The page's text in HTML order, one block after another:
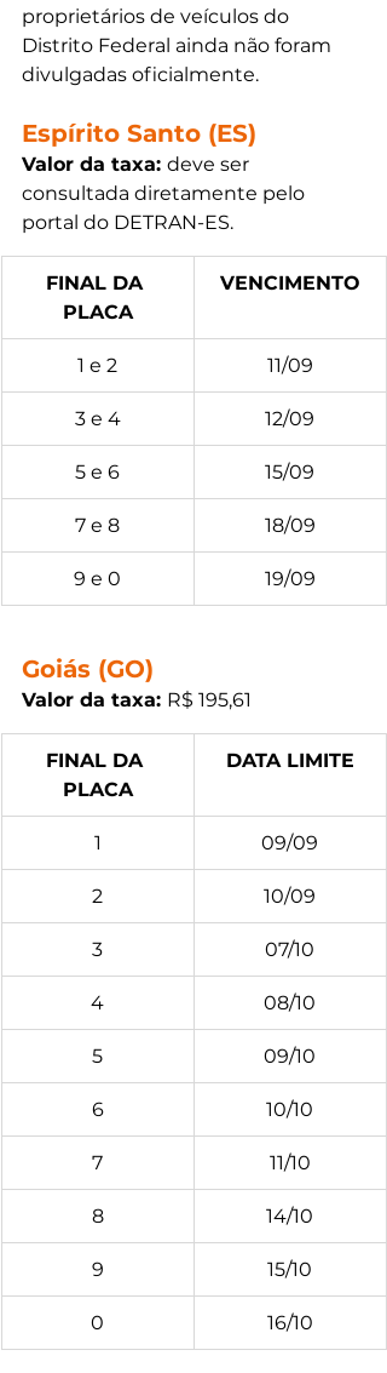
proprietários de veículos do
Distrito Federal ainda não foram
divulgadas oficialmente.
Espírito Santo (ES)
Valor da taxa: deve ser
consultada diretamente pelo
portal do DETRAN-ES.
FINAL DA
PLACA
VENCIMENTO
1 e 2 11/09
3 e 4 12/09
5 e 6 15/09
7 e 8 18/09
9 e 0 19/09
Goiás (GO)
Valor da taxa: R$ 195,61
FINAL DA
PLACA
DATA LIMITE
1 09/09
2 10/09
3 07/10
4 08/10
5 09/10
6 10/10
7 11/10
8 14/10
9 15/10
0 16/10